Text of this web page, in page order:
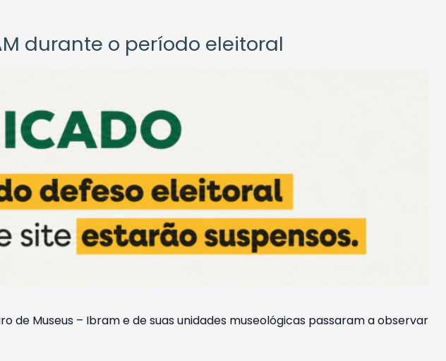
durante o período eleitoral
de Museus – Ibram e de suas unidades museológicas passaram a observar